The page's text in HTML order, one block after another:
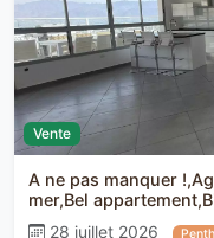
Vente
A ne pas manquer
mer,Bel
emplacement,Bonne
28 juillet 2026